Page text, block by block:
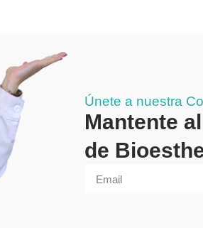
Únete a nuestra
Mantente
de